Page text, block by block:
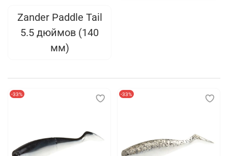
Zander Paddle Tail
5.5 дюймов (140
мм)
-33% -33%